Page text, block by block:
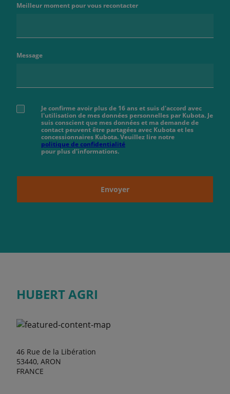
Meilleur moment pour vous recontacter
Message
Je confirme avoir plus de 16 ans et suis d'accord avec
l'utilisation de mes données personnelles par Kubota. Je
suis conscient que mes données et ma demande de
contact peuvent être partagées avec Kubota et les
concessionnaires Kubota. Veuillez lire notre
politique de confidentialité
pour plus d'informations.
Envoyer
HUBERT AGRI
46 Rue de la Libération
53440, ARON
FRANCE